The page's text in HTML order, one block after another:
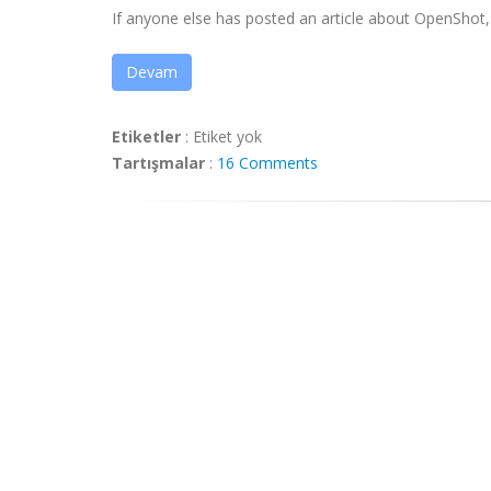
If anyone else has posted an article about OpenShot,
Devam
Etiketler : Etiket yok
Tartışmalar : 16 Comments